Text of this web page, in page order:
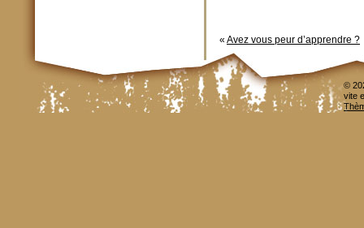
« Avez vous peur d’apprendre ?
©
vite